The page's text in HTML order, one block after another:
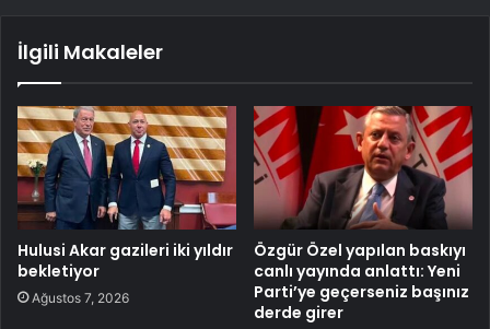
İlgili Makaleler
Hulusi Akar gazileri iki yıldır
bekletiyor
Ağustos 7, 2026
Özgür Özel yapılan baskıyı
canlı yayında anlattı: Yeni
Parti’ye geçerseniz başınız
derde girer